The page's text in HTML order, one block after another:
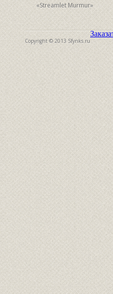
«Streamlet Murmur»
Copyright © 2013 Sfynks.ru